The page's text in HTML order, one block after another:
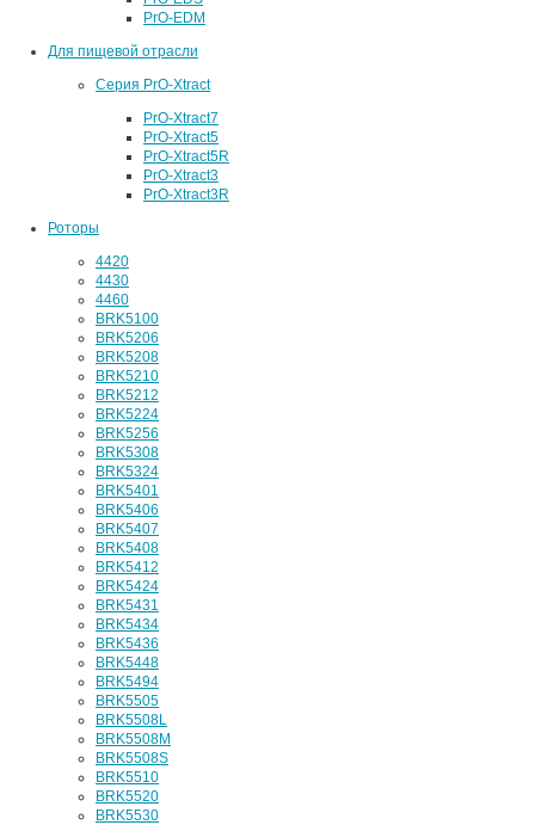
PrO-EDM
Для пищевой отрасли
Серия PrO-Xtract
PrO-Xtract7
PrO-Xtract5
PrO-Xtract5R
PrO-Xtract3
PrO-Xtract3R
Роторы
4420
4430
4460
BRK5100
BRK5206
BRK5208
BRK5210
BRK5212
BRK5224
BRK5256
BRK5308
BRK5324
BRK5401
BRK5406
BRK5407
BRK5408
BRK5412
BRK5424
BRK5431
BRK5434
BRK5436
BRK5448
BRK5494
BRK5505
BRK5508L
BRK5508M
BRK5508S
BRK5510
BRK5520
BRK5530